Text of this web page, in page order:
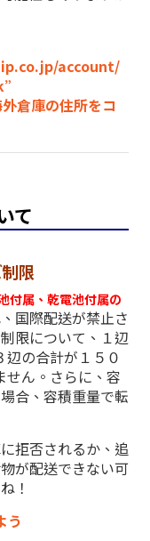
account/
庫の住所をコ
て
限
付属、乾電池付属の
国際配送が禁止さ
限について、１辺
の合計が１５０
ん。さらに、容
合、容積重量で転
拒否されるか、追
が配送できない可
！
う